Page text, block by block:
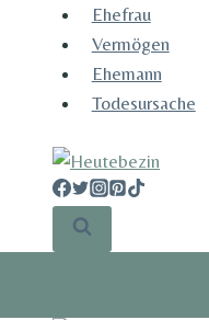
Ehefrau​
Vermögen
Ehemann
Todesursache